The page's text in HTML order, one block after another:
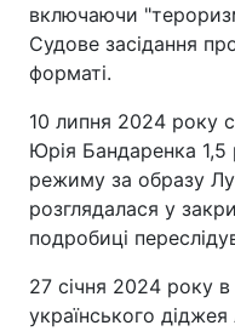
включаючи
Судове засідання
форматі.
10 липня 2024 року
Юрія Бандаренка 1,5
режиму за образу
розглядалася у
подробиці
27 січня 2024 року в
українського